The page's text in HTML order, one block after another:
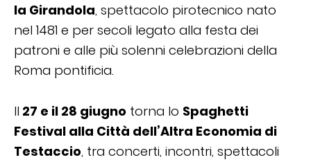
la Girandola, spettacolo pirotecnico nato
nel 1481 e per secoli legato alla festa dei
patroni e alle più solenni celebrazioni della
Roma pontificia.
Il 27 e il 28 giugno torna lo Spaghetti
Festival alla Città dell’Altra Economia di
Testaccio, tra concerti, incontri, spettacoli